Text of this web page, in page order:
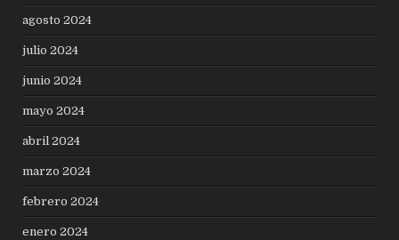
agosto 2024
julio 2024
junio 2024
mayo 2024
abril 2024
marzo 2024
febrero 2024
enero 2024